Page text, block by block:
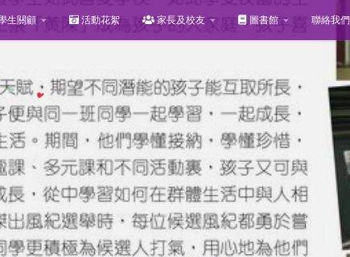
生關顧 活動花絮 家長及校友 圖書館 聯絡我們